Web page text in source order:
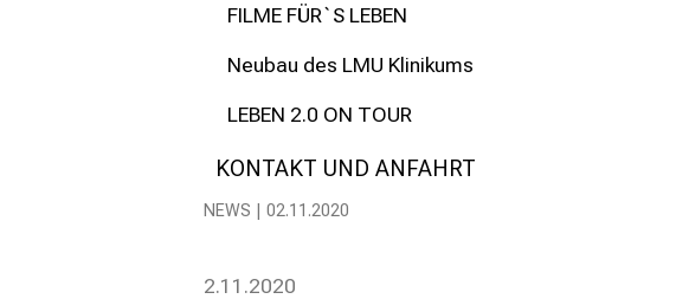
FILME FÜR`S LEBEN
Neubau des LMU Klinikums
LEBEN 2.0 ON TOUR
KONTAKT UND ANFAHRT
NEWS | 02.11.2020
2.11.2020